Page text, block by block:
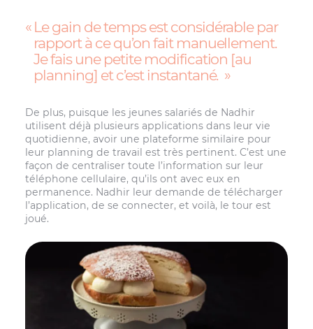
Le gain de temps est considérable par
rapport à ce qu’on fait manuellement.
Je fais une petite modification [au
planning] et c’est instantané.
De plus, puisque les jeunes salariés de Nadhir
utilisent déjà plusieurs applications dans leur vie
quotidienne, avoir une plateforme similaire pour
leur planning de travail est très pertinent. C’est une
façon de centraliser toute l’information sur leur
téléphone cellulaire, qu’ils ont avec eux en
permanence. Nadhir leur demande de télécharger
l’application, de se connecter, et voilà, le tour est
joué.